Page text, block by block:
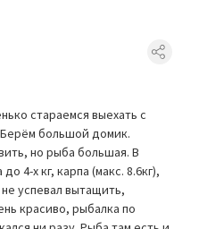
стараемся выехать с
большой домик.
но рыба большая. В
4-х кг, карпа (макс. 8.6кг),
успевал вытащить,
красиво, рыбалка по